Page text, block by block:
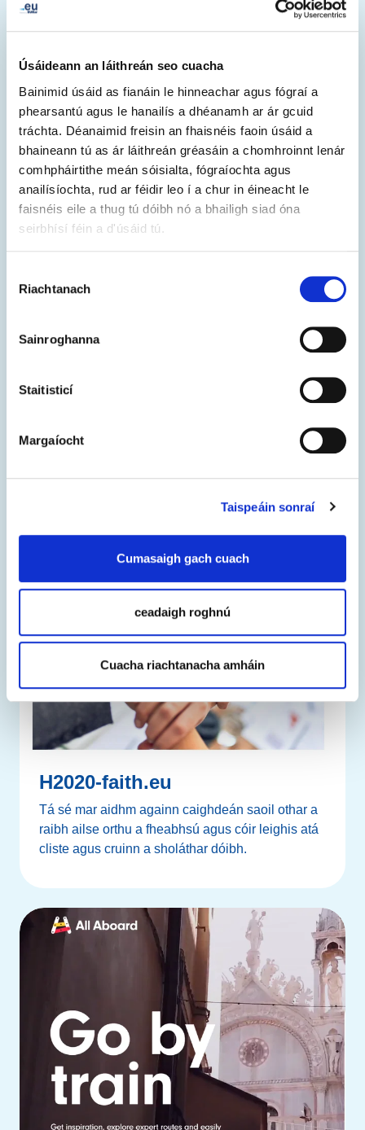
Úsáideann an láithreán seo cuacha
Bainimid úsáid as fianáin le hinneachar agus fógraí a
phearsantú agus le hanailís a dhéanamh ar ár gcuid
tráchta. Déanaimid freisin an fhaisnéis faoin úsáid a
bhaineann tú as ár láithreán gréasáin a chomhroinnt lenár
comhpháirtithe meán sóisialta, fógraíochta agus
anailísíochta, rud ar féidir leo í a chur in éineacht le
faisnéis eile a thug tú dóibh nó a bhailigh siad óna
seirbhísí féin a d'úsáid tú.
Toilithe
Riachtanach
Sainroghanna
Staitisticí
Margaíocht
Taispeáin sonraí
Cumasaigh gach cuach
ceadaigh roghnú
Cuacha riachtanacha amháin
project-easier.eu
Cuireann .eu le creidiúnacht an tionscadail agus
léiríonn sé gur tionscadal i gcomhar atá ann.
H2020-faith.eu
Tá sé mar aidhm againn caighdeán saoil othar a
raibh ailse orthu a fheabhsú agus cóir leighis atá
cliste agus cruinn a sholáthar dóibh.